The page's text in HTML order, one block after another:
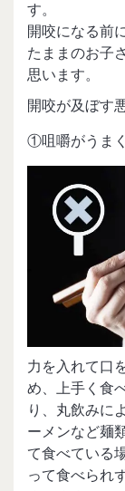
す。
開咬になる前
たままのお子
思います。
開咬が及ぼす
①咀嚼がうま
力を入れて口
め、上手く食
り、丸飲みに
ーメンなど麺
て食べている
って食べられ